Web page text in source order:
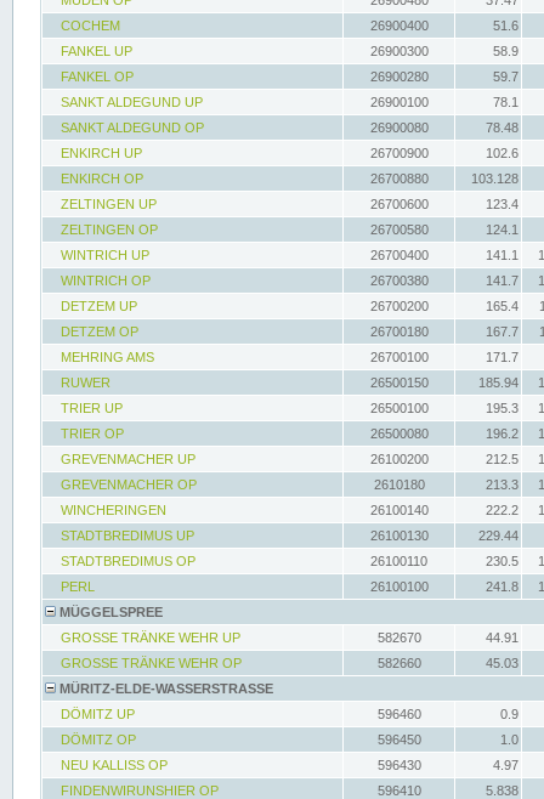
COCHEM
26900400
51.6
FANKEL UP
26900300
58.9
FANKEL OP
26900280
59.7
SANKT ALDEGUND UP
26900100
78.1
SANKT ALDEGUND OP
26900080
78.48
ENKIRCH UP
26700900
102.6
ENKIRCH OP
26700880
103.128
ZELTINGEN UP
26700600
123.4
ZELTINGEN OP
26700580
124.1
WINTRICH UP
26700400 141.1
WINTRICH OP
26700380 141.7
DETZEM UP
26700200 165.4
DETZEM OP
26700180 167.7
MEHRING AMS
26700100
171.7
RUWER
26500150 185.94
TRIER UP
26500100 195.3
TRIER OP
26500080 196.2
GREVENMACHER UP
26100200 212.5
GREVENMACHER OP
2610180 213.3
WINCHERINGEN
26100140 222.2
STADTBREDIMUS UP
26100130
229.44
STADTBREDIMUS OP
26100110 230.5
PERL
26100100 241.8
MÜGGELSPREE
GROSSE TRÄNKE WEHR UP
582670
44.91
GROSSE TRÄNKE WEHR OP
582660
45.03
MÜRITZ-ELDE-WASSERSTRASSE
DÖMITZ UP
596460
0.9
DÖMITZ OP
596450
1.0
NEU KALLISS OP
596430
4.97
FINDENWIRUNSHIER OP
596410
5.838